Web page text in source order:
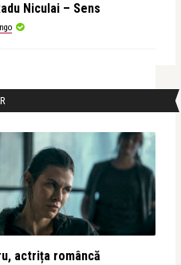
Niculai – Sens
actrița româncă